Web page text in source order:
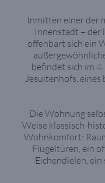
Inmitten einer der
Innenstadt – der
offenbart sich ein
befindet sich im
Jesuitenhofs, eines
Die Wohnung
Weise klassisch-
Wohnkomfort:
Flügeltüren, ein
Eichendielen,